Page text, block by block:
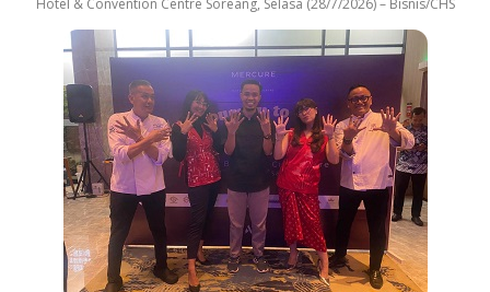
Hotel & Convention Centre Soreang, Selasa (28/7/2026) – Bisnis/CHS